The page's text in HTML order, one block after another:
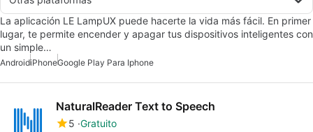
La aplicación LE LampUX puede hacerte la vida más fácil. En primer
lugar, te permite encender y apagar tus dispositivos inteligentes con
un simple…
AndroidiPhoneGoogle Play Para Iphone
NaturalReader Text to Speech
5 Gratuito